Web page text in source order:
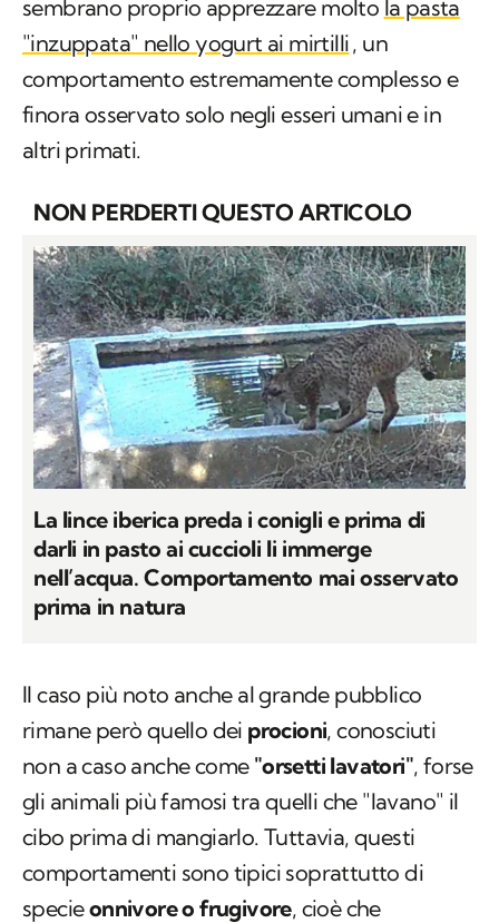
sembrano proprio apprezzare molto la pasta
"inzuppata" nello yogurt ai mirtilli, un
comportamento estremamente complesso e
finora osservato solo negli esseri umani e in
altri primati.
NON PERDERTI QUESTO ARTICOLO
La lince iberica preda i conigli e prima di
darli in pasto ai cuccioli li immerge
nell’acqua. Comportamento mai osservato
prima in natura
Il caso più noto anche al grande pubblico
rimane però quello dei procioni, conosciuti
non a caso anche come "orsetti lavatori", forse
gli animali più famosi tra quelli che "lavano" il
cibo prima di mangiarlo. Tuttavia, questi
comportamenti sono tipici soprattutto di
specieonnivore o frugivore, cioè che